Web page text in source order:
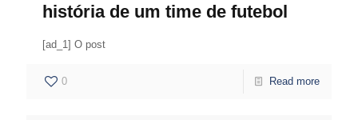
história de um time de futebol
[ad_1] O post
0 Read more